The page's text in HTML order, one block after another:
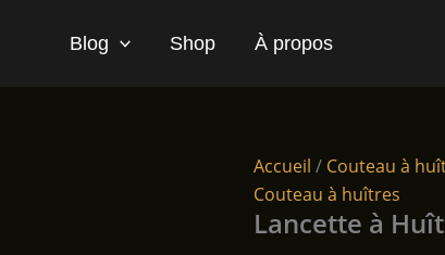
Blog Shop À propos
Accueil / Couteau à
Couteau à huîtres
Lancette à